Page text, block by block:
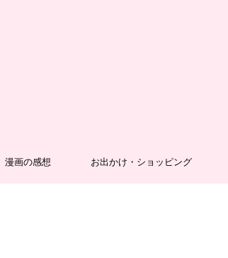
漫画の感想 お出かけ・ショッピング